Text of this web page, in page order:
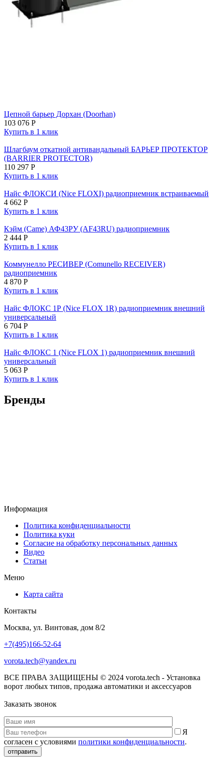
Цепной барьер Дорхан (Doorhan)
103 076 Р
Купить в 1 клик
Шлагбаум откатной антивандальный БАРЬЕР ПРОТЕКТОР
(BARRIER PROTECTOR)
110 297 Р
Купить в 1 клик
Найс ФЛОКСИ (Nice FLOXI) радиоприемник встраиваемый
4 662 Р
Купить в 1 клик
Кэйм (Came) АФ43РУ (AF43RU) радиоприемник
2 444 Р
Купить в 1 клик
Коммунелло РЕСИВЕР (Comunello RECEIVER)
радиоприемник
4 870 Р
Купить в 1 клик
Найс ФЛОКС 1Р (Nice FLOX 1R) радиоприемник внешний
универсальный
6 704 Р
Купить в 1 клик
Найс ФЛОКС 1 (Nice FLOX 1) радиоприемник внешний
универсальный
5 063 Р
Купить в 1 клик
Бренды
Информация
Политика конфиденциальности
Политика куки
Согласие на обработку персональных данных
Видео
Статьи
Меню
Карта сайта
Контакты
Москва, ул. Винтовая, дом 8/2
+7(495)166-52-64
vorota.tech@yandex.ru
ВСЕ ПРАВА ЗАЩИЩЕНЫ © 2024 vorota.tech - Установка
ворот любых типов, продажа автоматики и аксессуаров
Заказать звонок
Я
согласен с условиями политики конфиденциальности.
отправить